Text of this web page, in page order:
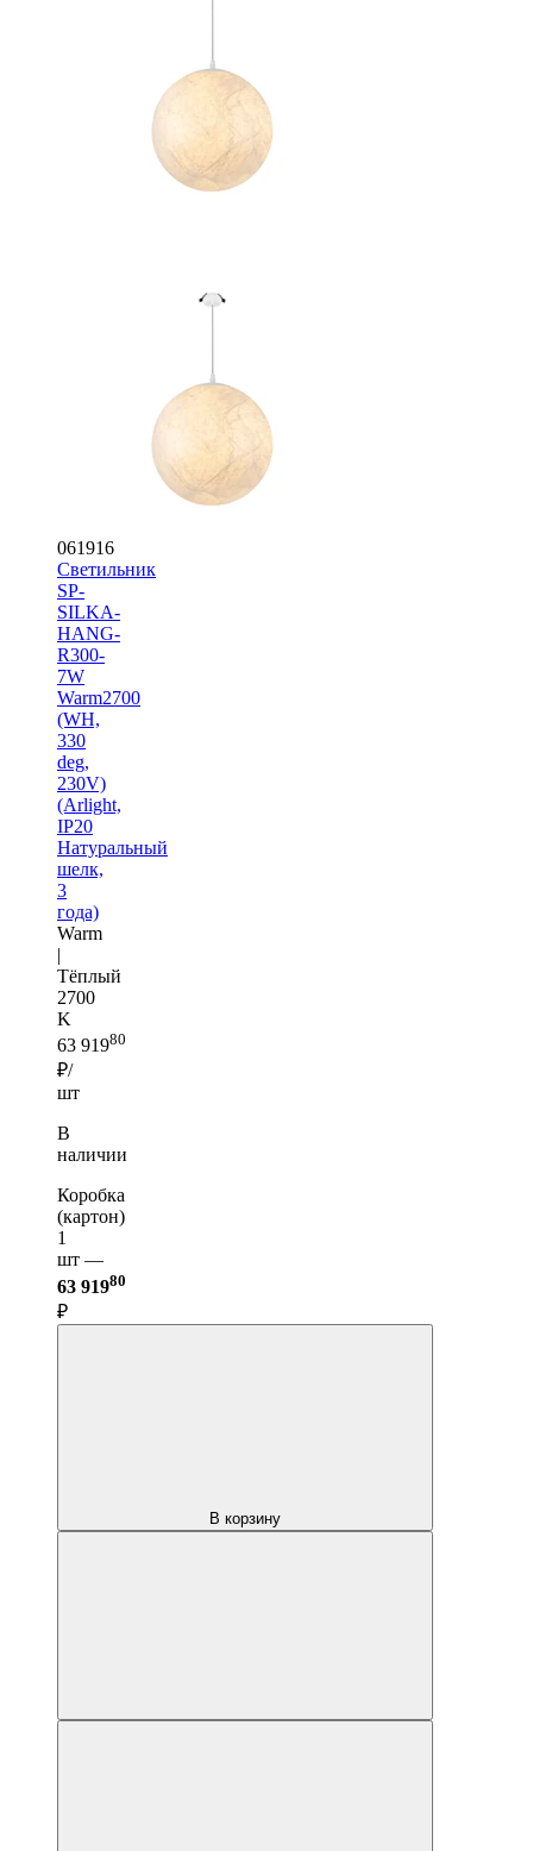
061916
Светильник
SP-
SILKA-
HANG-
R300-
7W
Warm2700
(WH,
330
deg,
230V)
(Arlight,
IP20
Натуральный
шелк,
3
года)
Warm
|
Тёплый
2700
K
63 91980
₽/
шт
В
наличии
Коробка
(картон)
1
шт —
63 91980
₽
В корзину